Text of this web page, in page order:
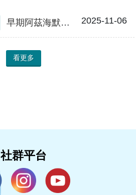
早期阿茲海默症病患單株抗體治療，我該如何選擇 ? 2025-11-06
看更多
社群平台